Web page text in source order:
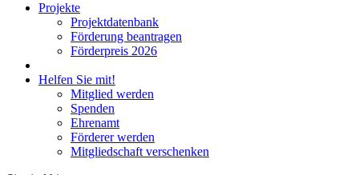
Projekte
Projektdatenbank
Förderung beantragen
Förderpreis 2026
Helfen Sie mit!
Mitglied werden
Spenden
Ehrenamt
Förderer werden
Mitgliedschaft verschenken